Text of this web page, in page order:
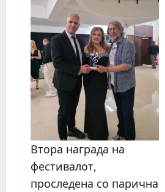
Втора награда на
фестивалот,
проследена со парична